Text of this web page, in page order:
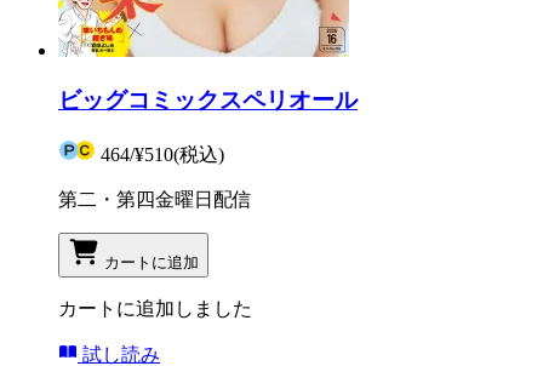
ビッグコミックスペリオール
464/¥510(税込)
第二・第四金曜日配信
カートに追加
カートに追加しました
試し読み